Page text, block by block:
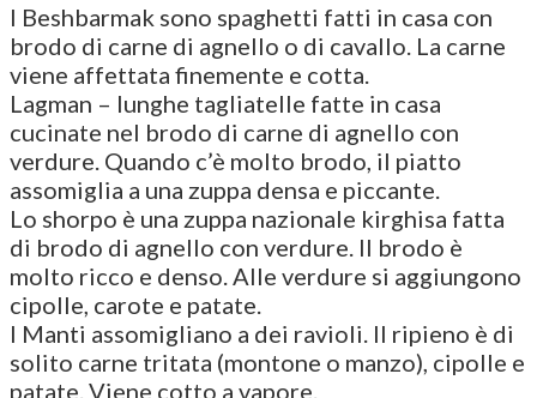
I Beshbarmak sono spaghetti fatti in casa con
brodo di carne di agnello o di cavallo. La carne
viene affettata finemente e cotta.
Lagman – lunghe tagliatelle fatte in casa
cucinate nel brodo di carne di agnello con
verdure. Quando c’è molto brodo, il piatto
assomiglia a una zuppa densa e piccante.
Lo shorpo è una zuppa nazionale kirghisa fatta
di brodo di agnello con verdure. Il brodo è
molto ricco e denso. Alle verdure si aggiungono
cipolle, carote e patate.
I Manti assomigliano a dei ravioli. Il ripieno è di
solito carne tritata (montone o manzo), cipolle e
patate. Viene cotto a vapore.